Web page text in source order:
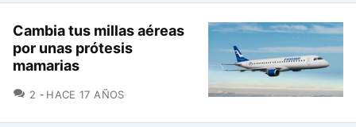
Cambia tus millas aéreas
por unas prótesis
mamarias
2 COMENTARIOS
HACE 17 AÑOS